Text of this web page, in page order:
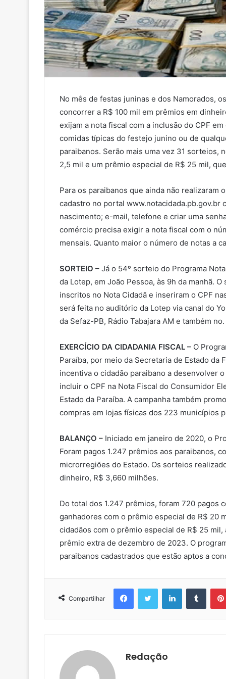
m
a
i
l
No mês de festas juninas e dos Namorados,
concorrer a R$ 100 mil em prêmios em
exijam a nota fiscal com a inclusão do CPF
comidas típicas do festejo junino ou de
paraibanos. Serão mais uma vez 31 sorteios,
2,5 mil e um prêmio especial de R$ 25 mil,
Para os paraibanos que ainda não realizaram
cadastro no portal www.notacidada.pb.gov.br
nascimento; e-mail, telefone e criar uma
comércio precisa exigir a nota fiscal com o
mensais. Quanto maior o número de notas a
SORTEIO – Já o 54º sorteio do Programa
da Lotep, em João Pessoa, às 9h da manhã.
inscritos no Nota Cidadã e inseriram o CPF
será feita no auditório da Lotep via canal do
da Sefaz-PB, Rádio Tabajara AM e também no.
EXERCÍCIO DA CIDADANIA FISCAL – O
Paraíba, por meio da Secretaria de Estado da
incentiva o cidadão paraibano a desenvolver
incluir o CPF na Nota Fiscal do Consumidor
Estado da Paraíba. A campanha também
compras em lojas físicas dos 223 municípios
BALANÇO – Iniciado em janeiro de 2020, o
Foram pagos 1.247 prêmios aos paraibanos,
microrregiões do Estado. Os sorteios
dinheiro, R$ 3,660 milhões.
Do total dos 1.247 prêmios, foram 720 pagos
ganhadores com o prêmio especial de R$ 20
cidadãos com o prêmio especial de R$ 25
prêmio extra de dezembro de 2023. O
paraibanos cadastrados que estão aptos a
Compartilhar
Redação